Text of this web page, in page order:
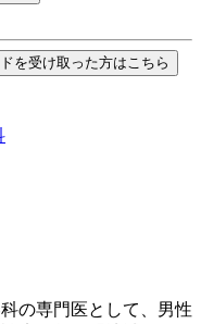
を受け取った方はこちら
の専門医として、男性